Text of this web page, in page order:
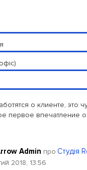
о клиенте, это
первое впечатление
Admin про Студія
2018, 13:56